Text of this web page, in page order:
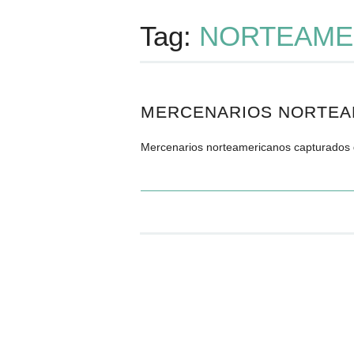
Tag:
MERCENARIOS
Mercenarios norteamericanos